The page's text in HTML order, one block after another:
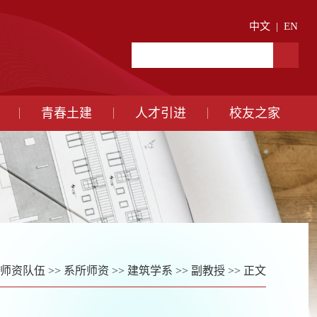
中文 | EN
青春土建 人才引进 校友之家
师资队伍 >> 系所师资 >> 建筑学系 >> 副教授 >> 正文